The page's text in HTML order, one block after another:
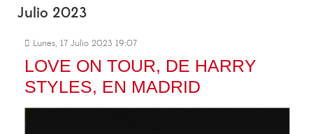
Julio 2023
Lunes, 17 Julio 2023 19:07
LOVE ON TOUR, DE HARRY
STYLES, EN MADRID